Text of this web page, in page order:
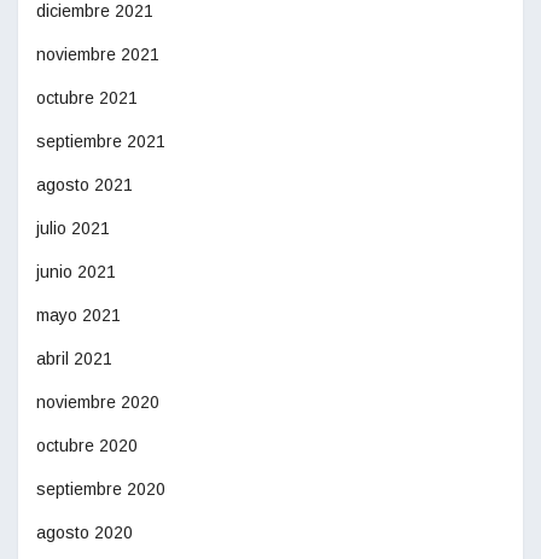
diciembre 2021
noviembre 2021
octubre 2021
septiembre 2021
agosto 2021
julio 2021
junio 2021
mayo 2021
abril 2021
noviembre 2020
octubre 2020
septiembre 2020
agosto 2020